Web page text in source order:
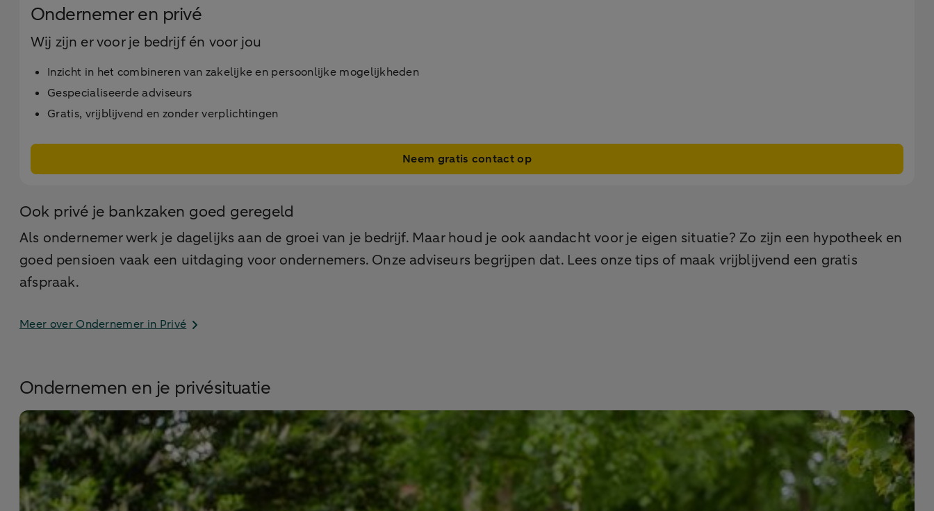
Ondernemer en privé
Wij zijn er voor je bedrijf én voor jou
Inzicht in het combineren van zakelijke en persoonlijke mogelijkheden
Gespecialiseerde adviseurs
Gratis, vrijblijvend en zonder verplichtingen
Neem gratis contact op
Ook privé je bankzaken goed geregeld
Als ondernemer werk je dagelijks aan de groei van je bedrijf. Maar houd je ook aandacht voor je eigen situatie? Zo zijn een hypotheek en
goed pensioen vaak een uitdaging voor ondernemers. Onze adviseurs begrijpen dat. Lees onze tips of maak vrijblijvend een gratis
afspraak.
Meer over Ondernemer in Privé
Ondernemen en je privésituatie